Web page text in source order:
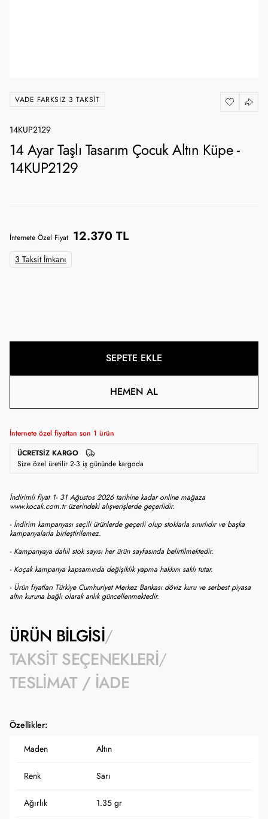
VADE FARKSIZ 3 TAKSIT
14KUP2129
14 Ayar Taşlı Tasarım Çocuk Altın Küpe -
14KUP2129
İnternete Özel Fiyat 12.370 TL
3 Taksit İmkanı
SEPETE EKLE
HEMEN AL
İnternete özel fiyattan son 1 ürün
ÜCRETSIZ KARGO
Size özel üretilir 2-3 iş gününde kargoda
İndirimli fiyat 1- 31 Ağustos 2026 tarihine kadar online mağaza
www.kocak.com.tr üzerindeki alışverişlerde geçerlidir.
- İndirim kampanyası seçili ürünlerde geçerli olup stoklarla sınırlıdır ve başka
kampanyalarla birleştirilemez.
- Kampanyaya dahil stok sayısı her ürün sayfasında belirtilmektedir.
- Koçak kampanya kapsamında değişiklik yapma hakkını saklı tutar.
- Ürün fiyatları Türkiye Cumhuriyet Merkez Bankası döviz kuru ve serbest piyasa
altın kuruna bağlı olarak anlık güncellenmektedir.
ÜRÜN BILGISI
TAKSIT SEÇENEKLERI
TESLIMAT / İADE
Özellikler:
Maden Altın
Renk Sarı
Ağırlık 1.35 gr